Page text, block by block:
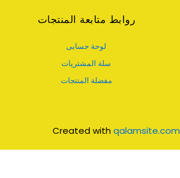
روابط متابعة المنتجات
لوحة حسابى
سلة المشتريات
مفضلة المنتجات
qalamsite.com